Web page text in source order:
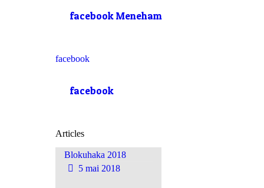
facebook Meneham
facebook
facebook
Articles
Blokuhaka 2018
5 mai 2018